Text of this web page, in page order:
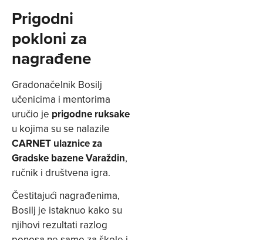
Prigodni
pokloni za
nagrađene
Gradonačelnik Bosilj
učenicima i mentorima
uručio je prigodne ruksake
u kojima su se nalazile
CARNET ulaznice za
Gradske bazene Varaždin,
ručnik i društvena igra.
Čestitajući nagrađenima,
Bosilj je istaknuo kako su
njihovi rezultati razlog